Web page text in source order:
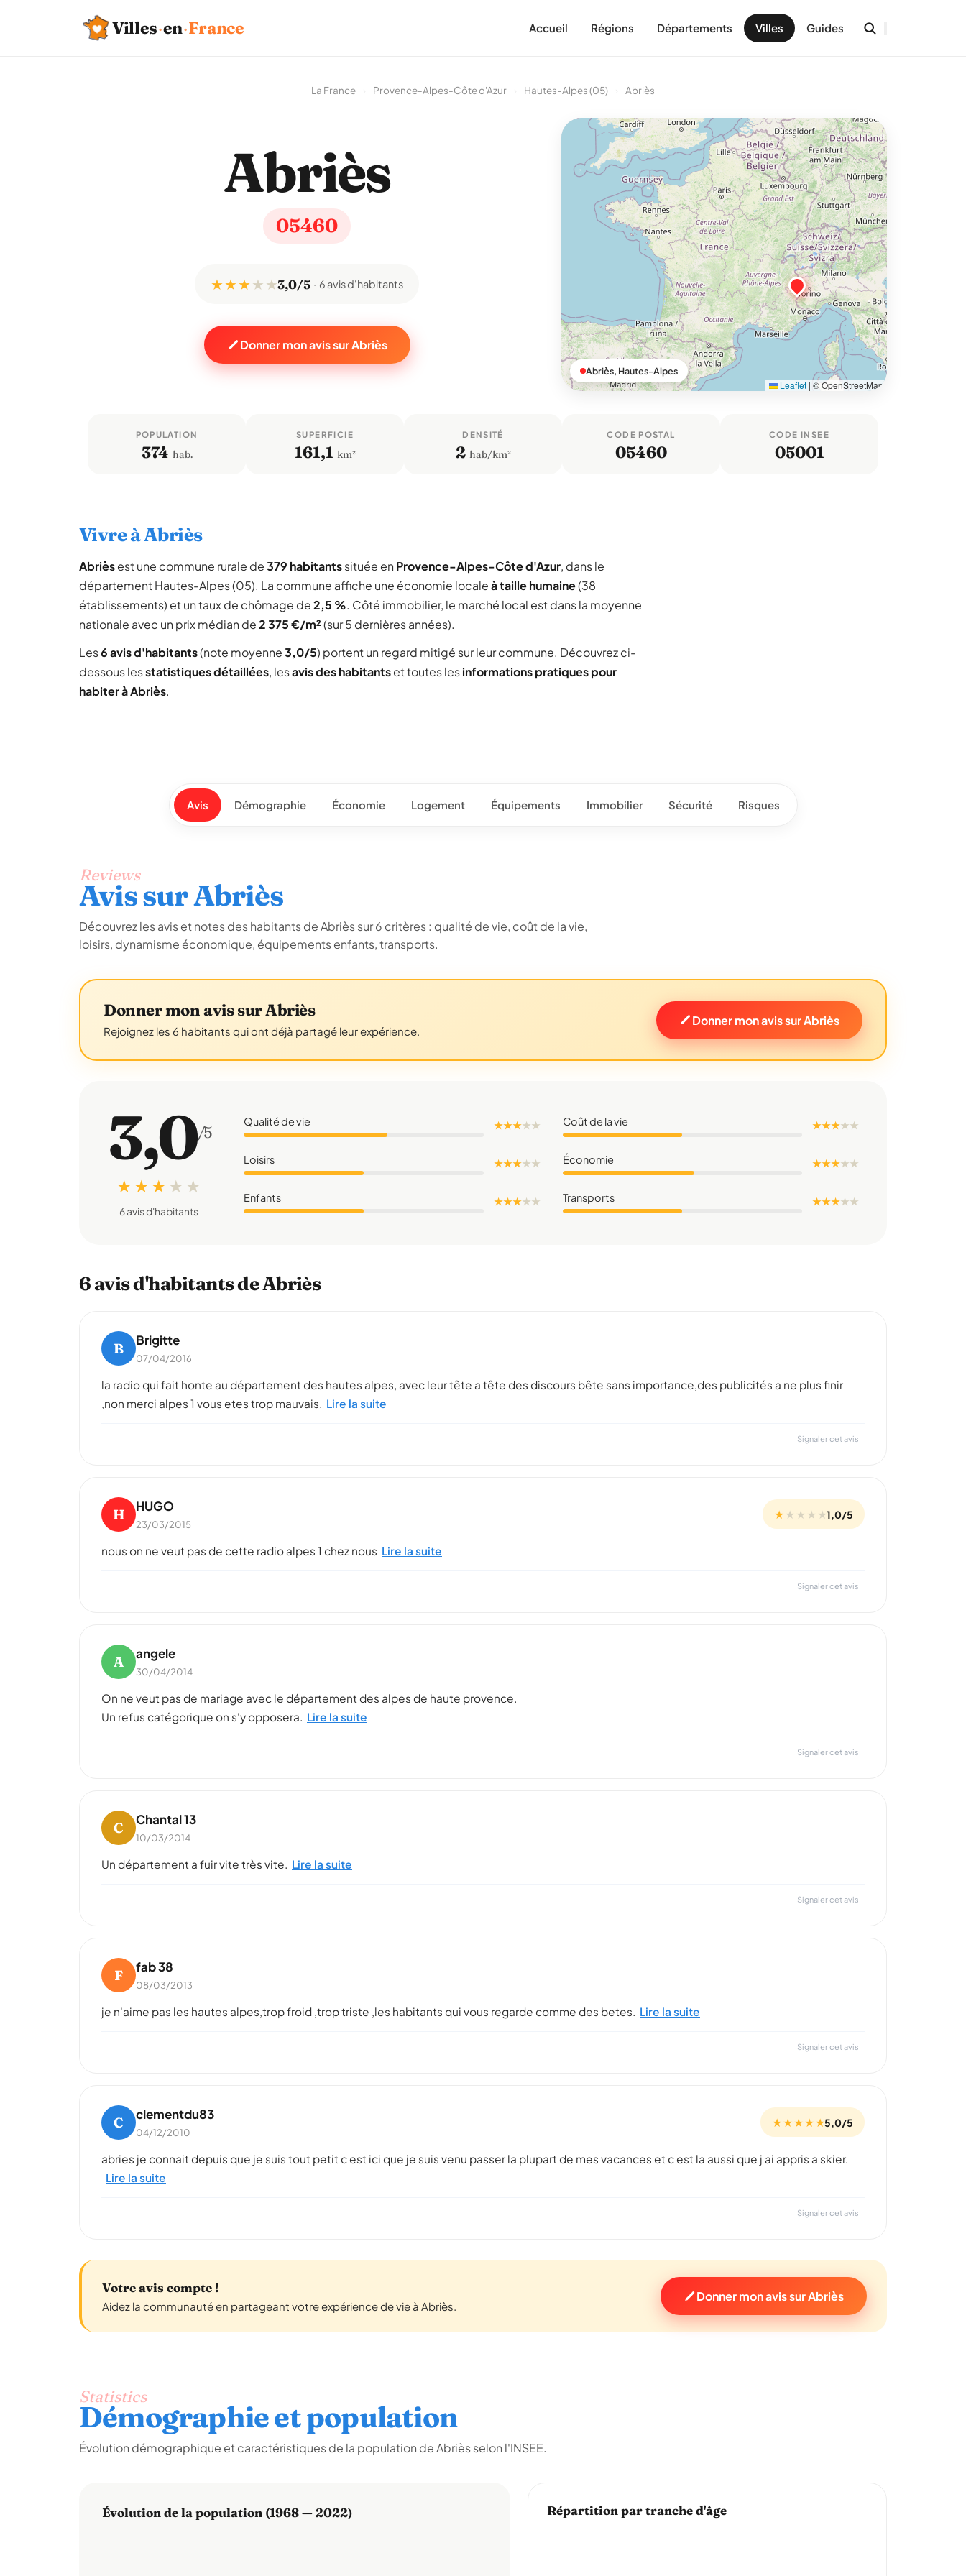
Villes·en·France Accueil Régions Départements Villes Guides
La France Provence-Alpes-Côte d'Azur Hautes-Alpes (05) Abriès
Abriès
05460
★ ★ ★★ ★3,0/5 6 avis d'habitants
Donner mon avis sur Abriès
Leaflet | © OpenStreetMap
Abriès, Hautes-Alpes
POPULATION
374 hab.
SUPERFICIE
161,1 km²
DENSITÉ
2 hab/km²
CODE POSTAL
05460
CODE INSEE
05001
Vivre à Abriès
Abrièsest une commune rurale de379 habitantssituée en Provence-Alpes-Côte d'Azur, dans le
département Hautes-Alpes (05). La commune affiche une économie localeà taille humaine(38
établissements) et un taux de chômage de2,5 %. Côté immobilier, le marché local est dans la moyenne
nationale avec un prix médian de2 375 €/m²(sur 5 dernières années).
Les6 avis d'habitants(note moyenne3,0/5) portent un regard mitigé sur leur commune. Découvrez ci-
dessous lesstatistiques détaillées, lesavis des habitantset toutes lesinformations pratiques pour
habiter à Abriès.
Avis Démographie Économie Logement Équipements Immobilier Sécurité Risques
Reviews
Avis sur Abriès
Découvrez les avis et notes des habitants de Abriès sur 6 critères : qualité de vie, coût de la vie,
loisirs, dynamisme économique, équipements enfants, transports.
Donner mon avis sur Abriès
Rejoignez les 6 habitants qui ont déjà partagé leur expérience.
Donner mon avis sur Abriès
3,0/5
★ ★ ★ ★ ★
6 avis d'habitants
Qualité de vie ★ ★ ★★★ Coût de la vie ★ ★ ★★★
Loisirs ★ ★ ★★★ Économie ★ ★ ★★★
Enfants ★ ★ ★★★ Transports ★ ★ ★★★
6 avis d'habitants de Abriès
B Brigitte
07/04/2016
la radio qui fait honte au département des hautes alpes, avec leur tête a tête des discours bête sans importance,des publicités a ne plus finir
,non merci alpes 1 vous etes trop mauvais. Lire la suite
Signaler cet avis
H HUGO
23/03/2015
★★ ★ ★ ★1,0/5
nous on ne veut pas de cette radio alpes 1 chez nous Lire la suite
Signaler cet avis
A angele
30/04/2014
On ne veut pas de mariage avec le département des alpes de haute provence.
Un refus catégorique on s'y opposera. Lire la suite
Signaler cet avis
C Chantal 13
10/03/2014
Un département a fuir vite très vite. Lire la suite
Signaler cet avis
F fab 38
08/03/2013
je n'aime pas les hautes alpes,trop froid ,trop triste ,les habitants qui vous regarde comme des betes. Lire la suite
Signaler cet avis
C clementdu83
04/12/2010
★ ★ ★ ★ ★5,0/5
abries je connait depuis que je suis tout petit c est ici que je suis venu passer la plupart de mes vacances et c est la aussi que j ai appris a skier.
Lire la suite
Signaler cet avis
Votre avis compte !
Aidez la communauté en partageant votre expérience de vie à Abriès.
Donner mon avis sur Abriès
Statistics
Démographie et population
Évolution démographique et caractéristiques de la population de Abriès selon l'INSEE.
Évolution de la population (1968 — 2022) Répartition par tranche d'âge